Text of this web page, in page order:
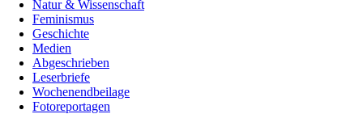
Natur & Wissenschaft
Feminismus
Geschichte
Medien
Abgeschrieben
Leserbriefe
Wochenendbeilage
Fotoreportagen